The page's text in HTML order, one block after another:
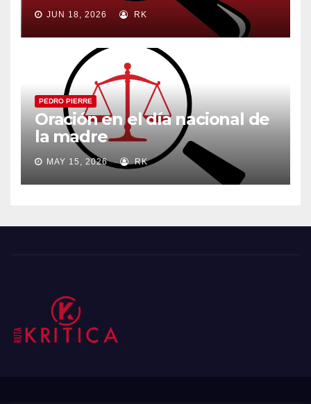
JUN 18, 2026 RK
PEDRO PIERRE
Oración en el día nacional de
la madre
MAY 15, 2026 RK